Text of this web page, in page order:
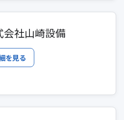
会社山崎設備
を見る